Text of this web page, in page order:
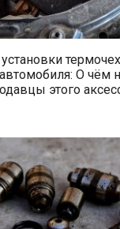
О чём
этого